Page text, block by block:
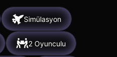
Simülasyon
2 Oyunculu